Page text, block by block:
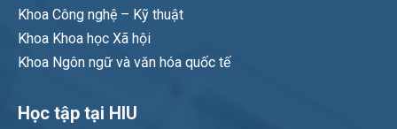
Khoa Công nghệ – Kỹ thuật
Khoa Khoa học Xã hội
Khoa Ngôn ngữ và văn hóa quốc tế
Học tập tại HIU